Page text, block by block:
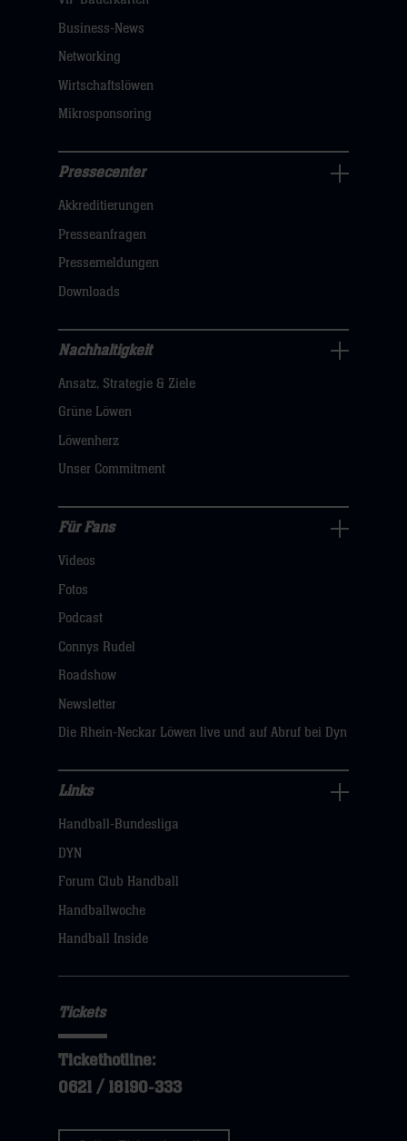
Business-News
Networking
Wirtschaftslöwen
Mikrosponsoring
Navigation
öffnen,
dann
hier
Pressecenter
Akkreditierungen
Presseanfragen
Pressemeldungen
Downloads
Nachhaltigkeit
Navigation
öffnen,
dann
klicken
hier
Nachhaltigkeit
Ansatz, Strategie & Ziele
Grüne Löwen
Löwenherz
Unser Commitment
Fans
Navigation
öffnen,
hier
Für Fans
Videos
Fotos
Podcast
Connys Rudel
Roadshow
Newsletter
Die Rhein-Neckar Löwen live und auf Abruf bei Dyn
Navigation
öffnen,
dann
Links
Handball-Bundesliga
DYN
Forum Club Handball
Handballwoche
Handball Inside
Tickets
Tickethotline:
0621 / 18190-333